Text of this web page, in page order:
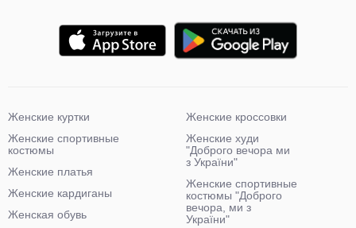
Женские куртки
Женские спортивные
костюмы
Женские платья
Женские кардиганы
Женская обувь
Женские кроссовки
Женские худи
"Доброго вечора ми
з України"
Женские спортивные
костюмы "Доброго
вечора, ми з
України"